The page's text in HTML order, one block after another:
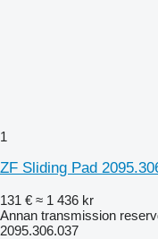
1
ZF Sliding Pad
131 € ≈ 1 436 kr
Annan transmission
2095.306.037